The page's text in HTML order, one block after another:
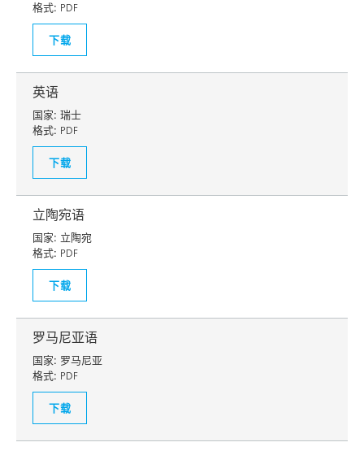
格式: PDF
下载
英语
国家: 瑞士
格式: PDF
下载
立陶宛语
国家: 立陶宛
格式: PDF
下载
罗马尼亚语
国家: 罗马尼亚
格式: PDF
下载